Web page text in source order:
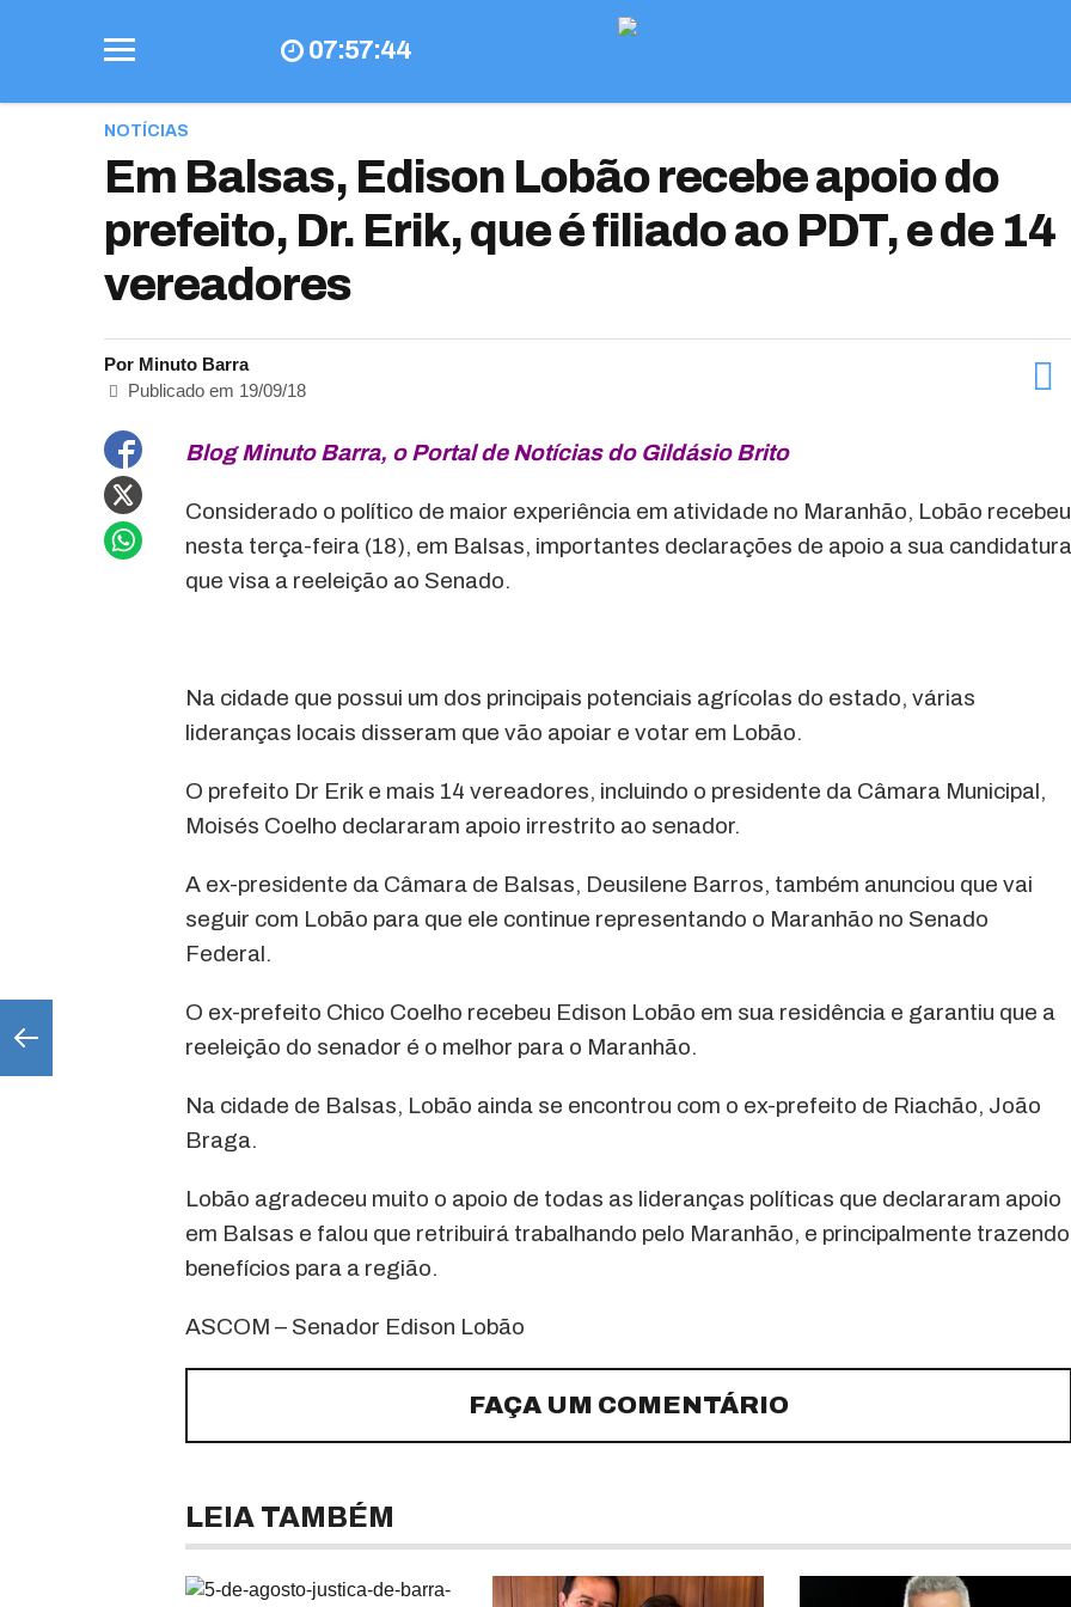
07:57:44
NOTÍCIAS
Em Balsas, Edison Lobão recebe apoio do
prefeito, Dr. Erik, que é filiado ao PDT, e de 14
vereadores
Por Minuto Barra
Publicado em 19/09/18
Blog Minuto Barra, o Portal de Notícias do Gildásio Brito
Considerado o político de maior experiência em atividade no Maranhão, Lobão recebeu
nesta terça-feira (18), em Balsas, importantes declarações de apoio a sua candidatura
que visa a reeleição ao Senado.
Na cidade que possui um dos principais potenciais agrícolas do estado, várias
lideranças locais disseram que vão apoiar e votar em Lobão.
O prefeito Dr Erik e mais 14 vereadores, incluindo o presidente da Câmara Municipal,
Moisés Coelho declararam apoio irrestrito ao senador.
A ex-presidente da Câmara de Balsas, Deusilene Barros, também anunciou que vai
seguir com Lobão para que ele continue representando o Maranhão no Senado
Federal.
O ex-prefeito Chico Coelho recebeu Edison Lobão em sua residência e garantiu que a
reeleição do senador é o melhor para o Maranhão.
Na cidade de Balsas, Lobão ainda se encontrou com o ex-prefeito de Riachão, João
Braga.
Lobão agradeceu muito o apoio de todas as lideranças políticas que declararam apoio
em Balsas e falou que retribuirá trabalhando pelo Maranhão, e principalmente trazendo
benefícios para a região.
ASCOM – Senador Edison Lobão
FAÇA UM COMENTÁRIO
LEIA TAMBÉM